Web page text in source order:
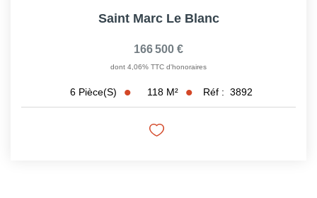
Saint Marc Le Blanc
166 500 €
dont 4,06% TTC d'honoraires
6 Pièce(s) 118 M² Réf : 3892